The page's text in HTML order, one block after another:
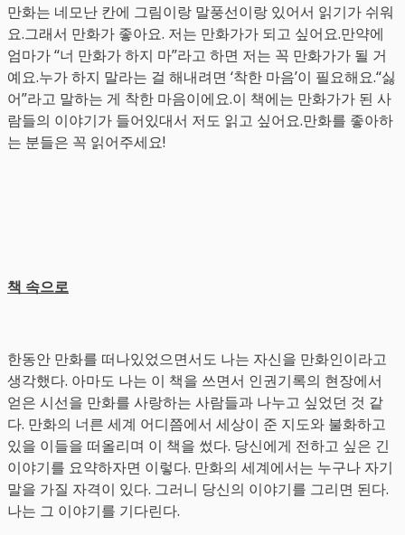
만화는 네모난 칸에 그림이랑 말풍선이랑 있어서 읽기가 쉬워
요.그래서 만화가 좋아요. 저는 만화가가 되고 싶어요.만약에
엄마가 “너 만화가 하지 마”라고 하면 저는 꼭 만화가가 될 거
예요.누가 하지 말라는 걸 해내려면 ‘착한 마음’이 필요해요.“싫
어”라고 말하는 게 착한 마음이에요.이 책에는 만화가가 된 사
람들의 이야기가 들어있대서 저도 읽고 싶어요.만화를 좋아하
는 분들은 꼭 읽어주세요!
책 속으로
한동안 만화를 떠나있었으면서도 나는 자신을 만화인이라고
생각했다. 아마도 나는 이 책을 쓰면서 인권기록의 현장에서
얻은 시선을 만화를 사랑하는 사람들과 나누고 싶었던 것 같
다. 만화의 너른 세계 어디쯤에서 세상이 준 지도와 불화하고
있을 이들을 떠올리며 이 책을 썼다. 당신에게 전하고 싶은 긴
이야기를 요약하자면 이렇다. 만화의 세계에서는 누구나 자기
말을 가질 자격이 있다. 그러니 당신의 이야기를 그리면 된다.
나는 그 이야기를 기다린다.